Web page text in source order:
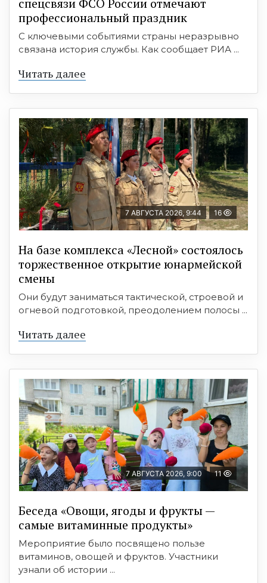
спецсвязи ФСО России отмечают
профессиональный праздник
С ключевыми событиями страны неразрывно
связана история службы. Как сообщает РИА ...
Читать далее
7 АВГУСТА 2026, 9:44 16
На базе комплекса «Лесной» состоялось
торжественное открытие юнармейской
смены
Они будут заниматься тактической, строевой и
огневой подготовкой, преодолением полосы ...
Читать далее
7 АВГУСТА 2026, 9:00 11
Беседа «Овощи, ягоды и фрукты —
самые витаминные продукты»
Мероприятие было посвящено пользе
витаминов, овощей и фруктов. Участники
узнали об истории ...